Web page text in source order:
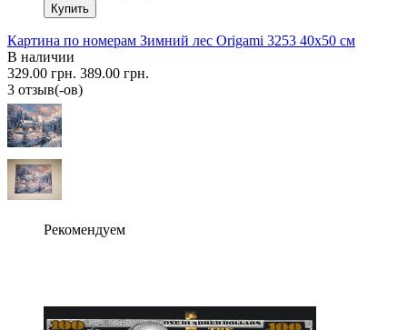
Купить
Картина по номерам Зимний лес Origami 3253 40x50 см
В наличии
329.00 грн. 389.00 грн.
3 отзыв(-ов)
Рекомендуем